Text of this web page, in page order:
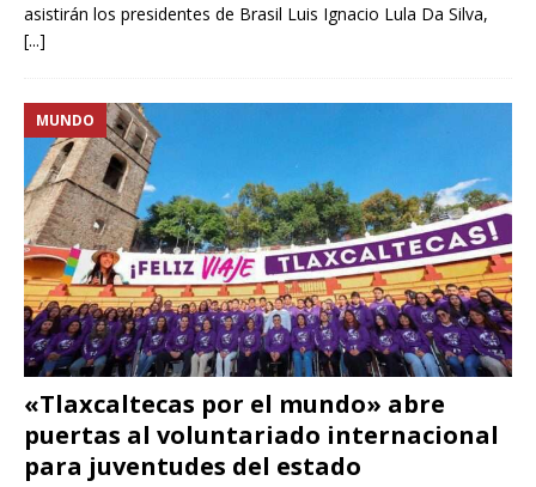
asistirán los presidentes de Brasil Luis Ignacio Lula Da Silva,
[...]
«Tlaxcaltecas por el mundo» abre
puertas al voluntariado internacional
para juventudes del estado
MUNDO